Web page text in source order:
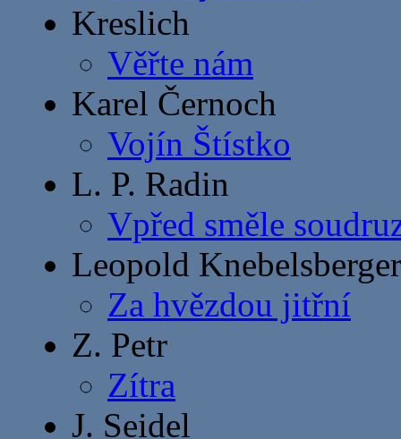
Kreslich
Věřte nám
Karel Černoch
Vojín Štístko
L. P. Radin
Vpřed směle
Leopold Knebelsberger
Za hvězdou jitřní
Z. Petr
Zítra
J. Seidel